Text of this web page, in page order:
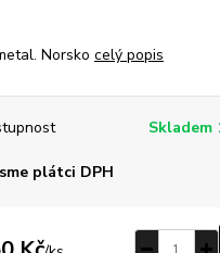
Norsko celý popis
Skladem
plátci DPH